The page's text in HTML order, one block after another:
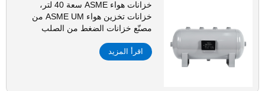
خزانات هواء ASME سعة 40 لتر،
خزانات تخزين هواء ASME UM من
مصنّع خزانات الضغط من الصلب
اقرأ المزيد